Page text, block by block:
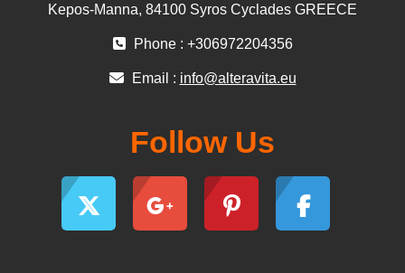
Kepos-Manna, 84100 Syros Cyclades GREECE
Phone : +306972204356
Email : info@alteravita.eu
Follow Us